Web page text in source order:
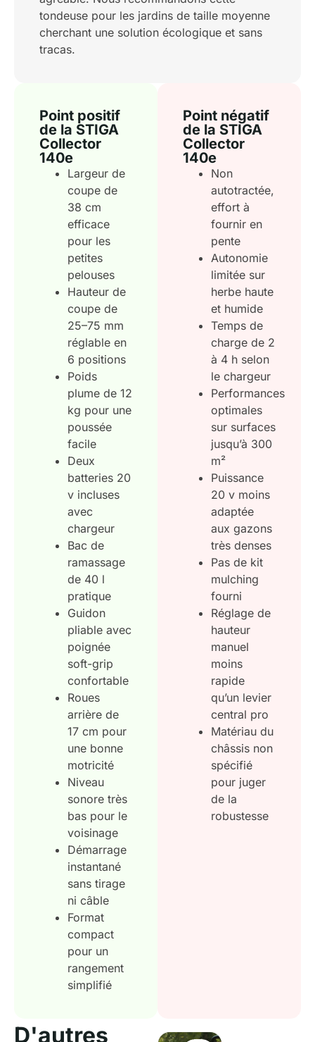
tondeuse pour les jardins de taille moyenne
cherchant une solution écologique et sans
tracas.
Point positif
de la STIGA
Collector
140e
Largeur de
coupe de
38 cm
efficace
pour les
petites
pelouses
Hauteur de
coupe de
25–75 mm
réglable en
6 positions
Poids
plume de 12
kg pour une
poussée
facile
Deux
batteries 20
v incluses
avec
chargeur
Bac de
ramassage
de 40 l
pratique
Guidon
pliable avec
poignée
soft-grip
confortable
Roues
arrière de
17 cm pour
une bonne
motricité
Niveau
sonore très
bas pour le
voisinage
Démarrage
instantané
sans tirage
ni câble
Format
compact
pour un
rangement
simplifié
Point négatif
de la STIGA
Collector
140e
Non
autotractée,
effort à
fournir en
pente
Autonomie
limitée sur
herbe haute
et humide
Temps de
charge de 2
à 4 h selon
le chargeur
Performances
optimales
sur surfaces
jusqu’à 300
m²
Puissance
20 v moins
adaptée
aux gazons
très denses
Pas de kit
mulching
fourni
Réglage de
hauteur
manuel
moins
rapide
qu’un levier
central pro
Matériau du
châssis non
spécifié
pour juger
de la
robustesse
D'autres